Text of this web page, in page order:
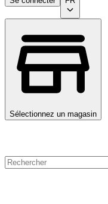
Sélectionnez un magasin